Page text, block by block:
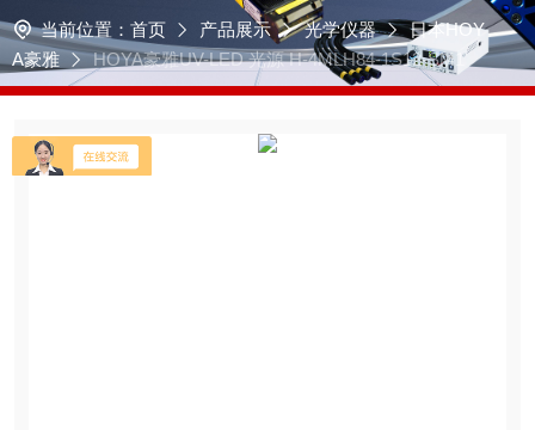
当前位置： 首页 产品展示 光学仪器
日本HOY
A豪雅
HOYA豪雅UV-LED 光源 H-4MLH84-1S12-SM1